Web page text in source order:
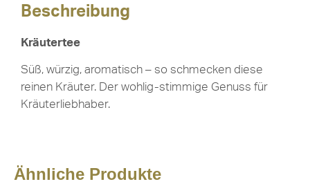
Beschreibung
Kräutertee
Süß, würzig, aromatisch – so schmecken diese
reinen Kräuter. Der wohlig-stimmige Genuss für
Kräuterliebhaber.
Ähnliche Produkte